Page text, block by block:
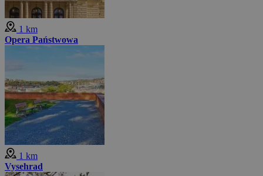
1 km
Opera Państwowa
1 km
Vysehrad